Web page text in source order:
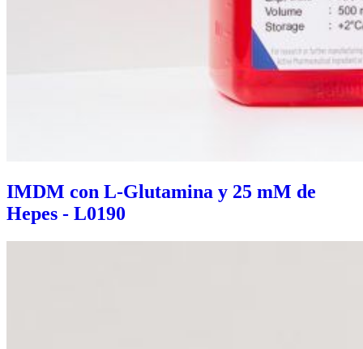
IMDM con L-Glutamina y 25 mM de
Hepes - L0190